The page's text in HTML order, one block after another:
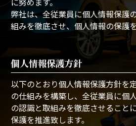
弊社は、全従業員に個人情報保護
組みを徹底させ、個人情報の保護
個人情報保護方針
以下のとおり個人情報保護方針を
の仕組みを構築し、全従業員に個
の認識と取組みを徹底させること
保護を推進致します。